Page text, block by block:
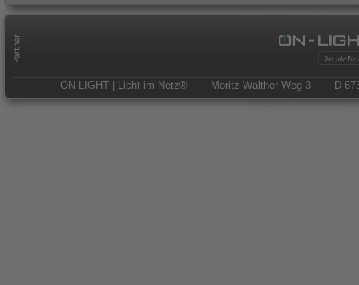
ON-LIGHT | Licht im Netz® — Moritz-Walther-Weg 3 — D-